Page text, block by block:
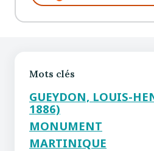
Mots clés
GUEYDON, LOUIS-
1886)
MONUMENT
MARTINIQUE